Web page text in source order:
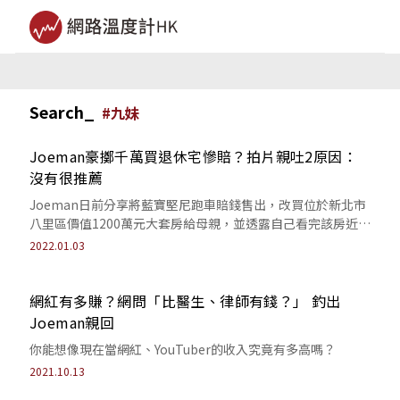
Search_ #九妹
Joeman豪擲千萬買退休宅慘賠？拍片親吐2原因：
沒有很推薦
Joeman日前分享將藍寶堅尼跑車賠錢售出，改買位於新北市
八里區價值1200萬元大套房給母親，並透露自己看完該房近期
實登價後，表示「目前應該是賠...
2022.01.03
網紅有多賺？網問「比醫生、律師有錢？」 釣出
Joeman親回
你能想像現在當網紅、YouTuber的收入究竟有多高嗎？
2021.10.13